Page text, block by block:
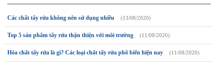
Các chất tẩy rửa không nên sử dụng nhiều (13/08/2020)
Top 5 sản phẩm tẩy rửa thận thiện với môi trường (11/08/2020)
Hóa chất tẩy rửa là gì? Các loại chất tẩy rửa phổ biến hiện nay (11/08/2020)